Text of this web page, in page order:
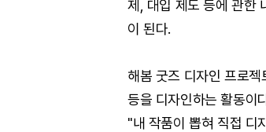
제, 대입 제도 등에 관한
이 된다.
해봄 굿즈 디자인 프로
등을 디자인하는 활동이
"내 작품이 뽑혀 직접 디